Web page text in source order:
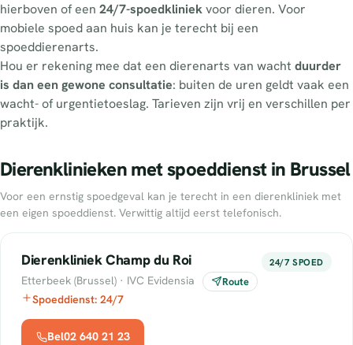
hierboven of een 24/7-spoedkliniekvoor dieren. Voor
mobiele spoed aan huis kan je terecht bij een
spoeddierenarts.
Hou er rekening mee dat een dierenarts van wacht duurder
is dan een gewone consultatie: buiten de uren geldt vaak een
wacht- of urgentietoeslag. Tarieven zijn vrij en verschillen per
praktijk.
Dierenklinieken met spoeddienst in Brussel
Voor een ernstig spoedgeval kan je terecht in een dierenkliniek met
een eigen spoeddienst. Verwittig altijd eerst telefonisch.
Dierenkliniek Champ du Roi 24/7 SPOED
Etterbeek (Brussel) · IVC Evidensia Route
Spoeddienst: 24/7
Bel02 640 21 23